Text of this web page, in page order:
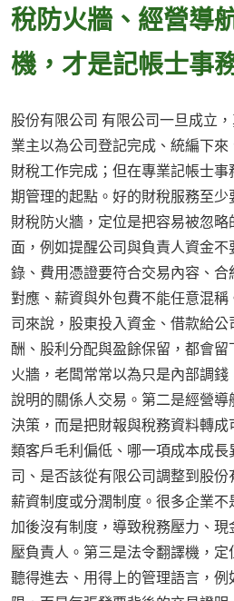
稅防火牆、經營導
機，才是記帳士事
股份有限公司 有限公司一旦成立
業主以為公司登記完成、統編下
財稅工作完成；但在專業記帳士
期管理的起點。好的財稅服務至
財稅防火牆，定位是把容易被忽
面，例如提醒公司與負責人資金
錄、費用憑證要符合交易內容、
對應、薪資與外包費不能任意混
司來說，股東投入資金、借款給
酬、股利分配與盈餘保留，都會
火牆，老闆常常以為只是內部調
說明的關係人交易。第二是經營
決策，而是把財報與稅務資料轉
類客戶毛利偏低、哪一項成本成
司、是否該從有限公司調整到股
薪資制度或分潤制度。很多企業
加後沒有制度，導致稅務壓力、
壓負責人。第三是法令翻譯機，
聽得進去、用得上的管理語言，